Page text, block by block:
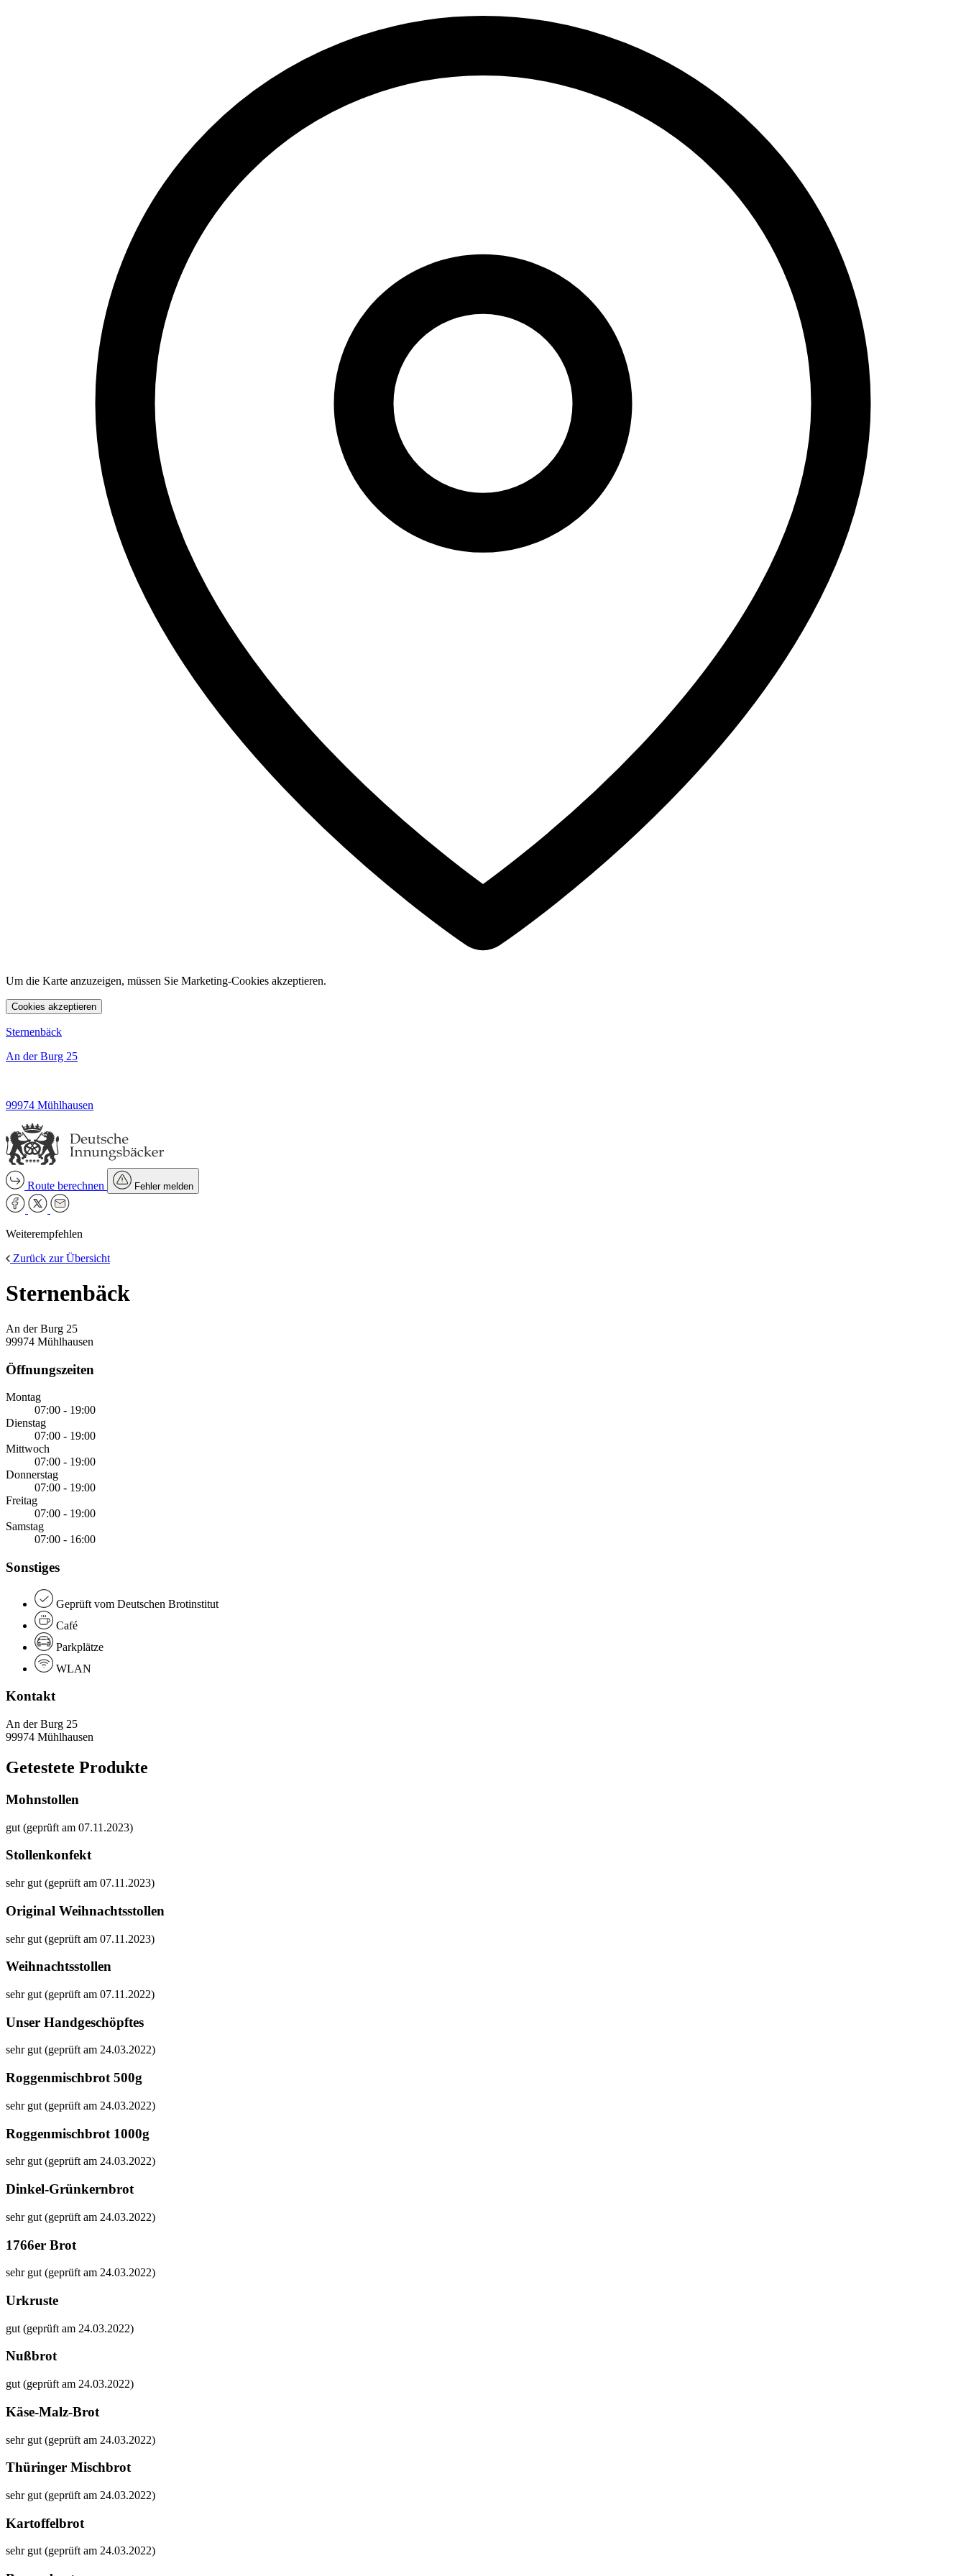
Um die Karte anzuzeigen, müssen Sie Marketing-Cookies akzeptieren.
Cookies akzeptieren
Sternenbäck
An der Burg 25
99974 Mühlhausen
Route berechnen Fehler melden
Weiterempfehlen
Zurück zur Übersicht
Sternenbäck
An der Burg 25
99974 Mühlhausen
Öffnungszeiten
Montag
07:00 - 19:00
Dienstag
07:00 - 19:00
Mittwoch
07:00 - 19:00
Donnerstag
07:00 - 19:00
Freitag
07:00 - 19:00
Samstag
07:00 - 16:00
Sonstiges
Geprüft vom Deutschen Brotinstitut
Café
Parkplätze
WLAN
Kontakt
An der Burg 25
99974 Mühlhausen
Getestete Produkte
Mohnstollen
gut (geprüft am 07.11.2023)
Stollenkonfekt
sehr gut (geprüft am 07.11.2023)
Original Weihnachtsstollen
sehr gut (geprüft am 07.11.2023)
Weihnachtsstollen
sehr gut (geprüft am 07.11.2022)
Unser Handgeschöpftes
sehr gut (geprüft am 24.03.2022)
Roggenmischbrot 500g
sehr gut (geprüft am 24.03.2022)
Roggenmischbrot 1000g
sehr gut (geprüft am 24.03.2022)
Dinkel-Grünkernbrot
sehr gut (geprüft am 24.03.2022)
1766er Brot
sehr gut (geprüft am 24.03.2022)
Urkruste
gut (geprüft am 24.03.2022)
Nußbrot
gut (geprüft am 24.03.2022)
Käse-Malz-Brot
sehr gut (geprüft am 24.03.2022)
Thüringer Mischbrot
sehr gut (geprüft am 24.03.2022)
Kartoffelbrot
sehr gut (geprüft am 24.03.2022)